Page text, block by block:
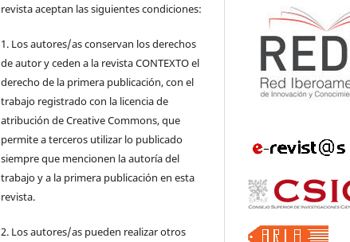
revista aceptan las siguientes condiciones:
1. Los autores/as conservan los derechos
de autor y ceden a la revista CONTEXTO el
derecho de la primera publicación, con el
trabajo registrado con la licencia de
atribución de Creative Commons, que
permite a terceros utilizar lo publicado
siempre que mencionen la autoría del
trabajo y a la primera publicación en esta
revista.
2. Los autores/as pueden realizar otros